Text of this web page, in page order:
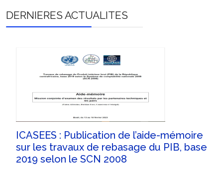
DERNIERES ACTUALITES
ICASEES : Publication de l’aide-mémoire
sur les travaux de rebasage du PIB, base
2019 selon le SCN 2008